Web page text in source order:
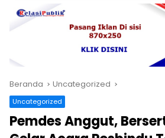
Beranda Uncategorized
Uncategorized
Pemdes Anggut,